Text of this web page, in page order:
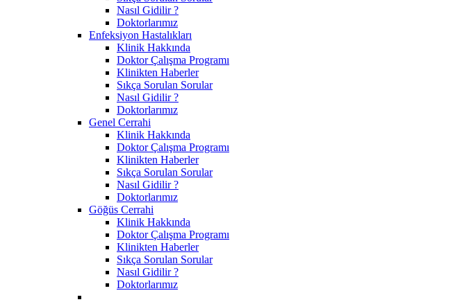
Nasıl Gidilir ?
Doktorlarımız
Enfeksiyon Hastalıkları
Klinik Hakkında
Doktor Çalışma Programı
Klinikten Haberler
Sıkça Sorulan Sorular
Nasıl Gidilir ?
Doktorlarımız
Genel Cerrahi
Klinik Hakkında
Doktor Çalışma Programı
Klinikten Haberler
Sıkça Sorulan Sorular
Nasıl Gidilir ?
Doktorlarımız
Göğüs Cerrahi
Klinik Hakkında
Doktor Çalışma Programı
Klinikten Haberler
Sıkça Sorulan Sorular
Nasıl Gidilir ?
Doktorlarımız